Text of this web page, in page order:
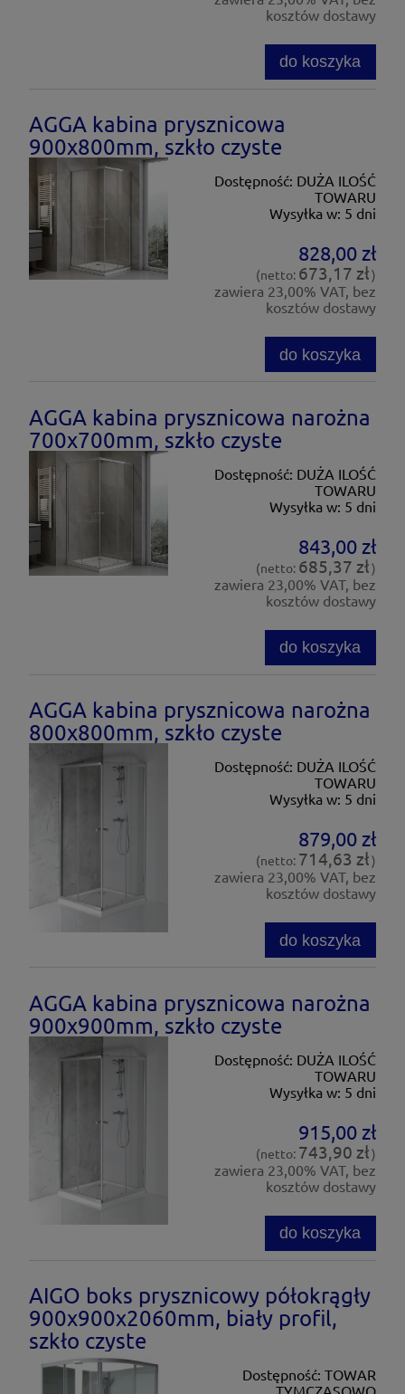
kosztów dostawy
do koszyka
AGGA kabina prysznicowa
900x800mm, szkło czyste
Dostępność: DUŻA ILOŚĆ
TOWARU
Wysyłka w: 5 dni
828,00 zł
(netto: 673,17 zł)
zawiera 23,00% VAT, bez
kosztów dostawy
do koszyka
AGGA kabina prysznicowa narożna
700x700mm, szkło czyste
Dostępność: DUŻA ILOŚĆ
TOWARU
Wysyłka w: 5 dni
843,00 zł
(netto: 685,37 zł)
zawiera 23,00% VAT, bez
kosztów dostawy
do koszyka
AGGA kabina prysznicowa narożna
800x800mm, szkło czyste
Dostępność: DUŻA ILOŚĆ
TOWARU
Wysyłka w: 5 dni
879,00 zł
(netto: 714,63 zł)
zawiera 23,00% VAT, bez
kosztów dostawy
do koszyka
AGGA kabina prysznicowa narożna
900x900mm, szkło czyste
Dostępność: DUŻA ILOŚĆ
TOWARU
Wysyłka w: 5 dni
915,00 zł
(netto: 743,90 zł)
zawiera 23,00% VAT, bez
kosztów dostawy
do koszyka
AIGO boks prysznicowy półokrągły
900x900x2060mm, biały profil,
szkło czyste
Dostępność: TOWAR